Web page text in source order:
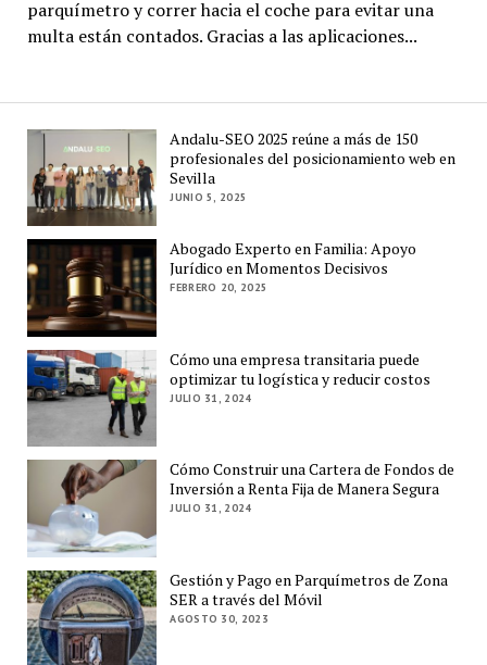
parquímetro y correr hacia el coche para evitar una
multa están contados. Gracias a las aplicaciones...
Andalu-SEO 2025 reúne a más de 150
profesionales del posicionamiento web en
Sevilla
JUNIO 5, 2025
Abogado Experto en Familia: Apoyo
Jurídico en Momentos Decisivos
FEBRERO 20, 2025
Cómo una empresa transitaria puede
optimizar tu logística y reducir costos
JULIO 31, 2024
Cómo Construir una Cartera de Fondos de
Inversión a Renta Fija de Manera Segura
JULIO 31, 2024
Gestión y Pago en Parquímetros de Zona
SER a través del Móvil
AGOSTO 30, 2023